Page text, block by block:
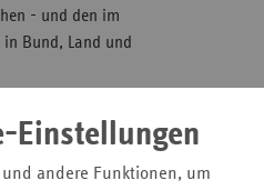
Einstellungen
andere Funktionen, um
- und den im
Bund, Land und
unter anderem an den
telemedizinische